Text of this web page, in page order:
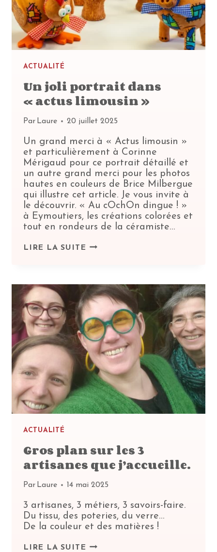
ACTUALITÉ
Un joli portrait dans
« actus limousin »
Par Laure 20 juillet 2025
Un grand merci à « Actus limousin »
et particulièrement à Corinne
Mérigaud pour ce portrait détaillé et
un autre grand merci pour les photos
hautes en couleurs de Brice Milbergue
qui illustre cet article. Je vous invite à
le découvrir. « Au cOchOn dingue ! »
à Eymoutiers, les créations colorées et
tout en rondeurs de la céramiste…
LIRE LA SUITE UN
« ACTUS
LIMOUSIN »
ACTUALITÉ
Gros plan sur les 3
artisanes que j’accueille.
Par Laure 14 mai 2025
3 artisanes, 3 métiers, 3 savoirs-faire.
Du tissu, des poteries, du verre…
De la couleur et des matières !
LIRE LA SUITE GROS